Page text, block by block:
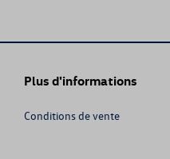
Plus d'informations
Conditions de vente